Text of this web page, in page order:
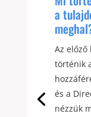
a
Az
történik
és a
nézzük